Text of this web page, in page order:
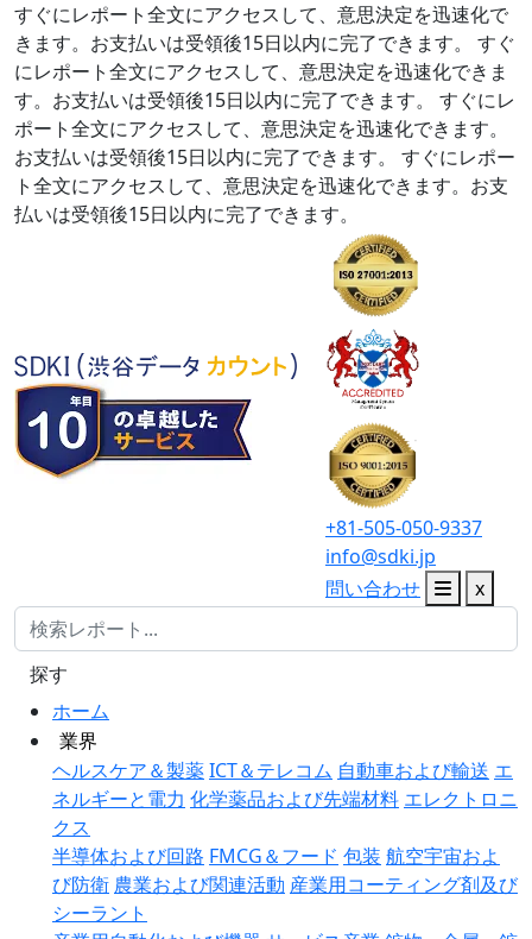
すぐにレポート全文にアクセスして、意思決定を迅速化で
きます。お支払いは受領後15日以内に完了できます。
すぐ
にレポート全文にアクセスして、意思決定を迅速化できま
す。お支払いは受領後15日以内に完了できます。
すぐにレ
ポート全文にアクセスして、意思決定を迅速化できます。
お支払いは受領後15日以内に完了できます。
すぐにレポー
ト全文にアクセスして、意思決定を迅速化できます。お支
払いは受領後15日以内に完了できます。
+81-505-050-9337
info@sdki.jp
問い合わせ
x
ホーム
業界
ヘルスケア＆製薬ICT＆テレコム 自動車および輸送 エ
ネルギーと電力 化学薬品および先端材料 エレクトロニ
クス
半導体および回路 FMCG＆フード 包装 航空宇宙およ
び防衛 農業および関連活動 産業用コーティング剤及び
シーラント
探す